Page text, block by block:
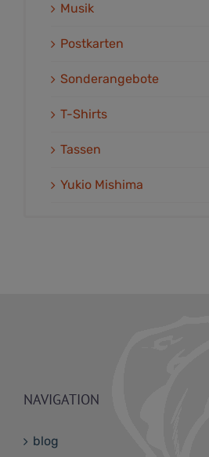
Musik
Postkarten
Sonderangebote
T-Shirts
Tassen
Yukio Mishima
NAVIGATION
blog